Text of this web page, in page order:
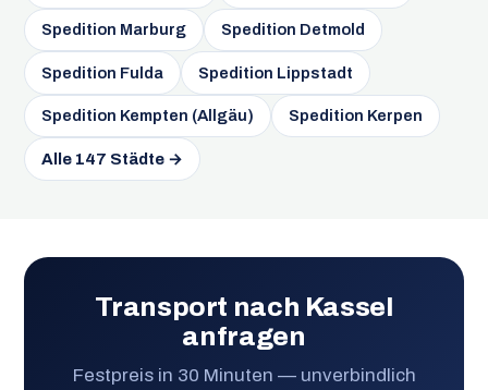
Spedition Marburg Spedition Detmold
Spedition Fulda Spedition Lippstadt
Spedition Kempten (Allgäu) Spedition Kerpen
Alle 147 Städte →
Transport nach Kassel
anfragen
Festpreis in 30 Minuten — unverbindlich